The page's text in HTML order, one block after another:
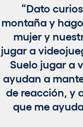
Dato
montaña y
mujer y
jugar a
Suelo jugar a
ayudan a
de reacción, y
que me